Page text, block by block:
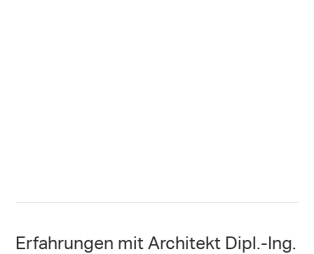
Erfahrungen mit Architekt Dipl.-Ing.